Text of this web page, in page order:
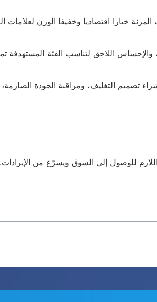
خيارا اقتصاديا وخفيفا الوزن لعلامات
التغليف، ومراقبة الجودة الصارمة،
للوصول إلى السوق ويسرّع من الإيرادات.